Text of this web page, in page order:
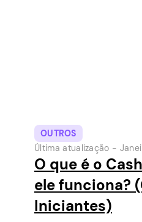
OUTROS
Última atualização -
O que é o
ele funciona?
Iniciantes)